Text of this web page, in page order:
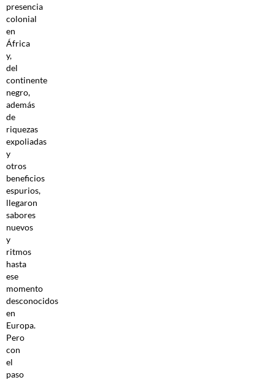
presencia
colonial
en
África
y,
del
continente
negro,
además
de
riquezas
expoliadas
y
otros
beneficios
espurios,
llegaron
sabores
nuevos
y
ritmos
hasta
ese
momento
desconocidos
en
Europa.
Pero
con
el
paso